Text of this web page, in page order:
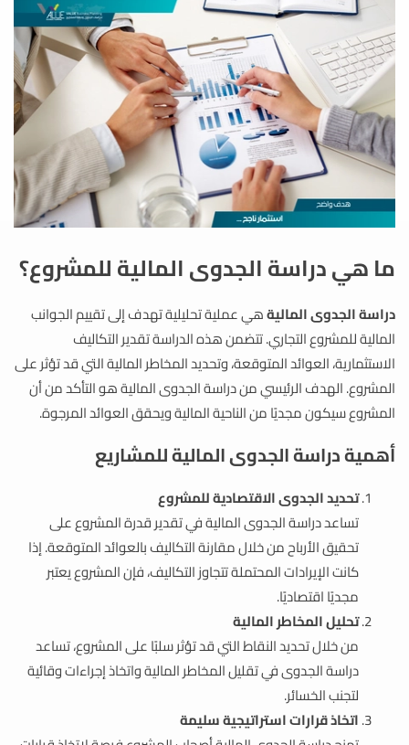
ما هي دراسة الجدوى المالية للمشروع؟
دراسة الجدوى الماليةهي عملية تحليلية تهدف إلى تقييم الجوانب
المالية للمشروع التجاري. تتضمن هذه الدراسة تقدير التكاليف
الاستثمارية، العوائد المتوقعة، وتحديد المخاطر المالية التي قد تؤثر على
المشروع. الهدف الرئيسي من دراسة الجدوى المالية هو التأكد من أن
المشروع سيكون مجديًا من الناحية المالية ويحقق العوائد المرجوة.
أهمية دراسة الجدوىالماليةللمشاريع
تحديد الجدوى الاقتصادية للمشروع
تساعد دراسة الجدوى المالية في تقدير قدرة المشروع على
تحقيق الأرباح من خلال مقارنة التكاليف بالعوائد المتوقعة. إذا
كانت الإيرادات المحتملة تتجاوز التكاليف، فإن المشروع يعتبر
مجديًا اقتصاديًا.
تحليل المخاطر المالية
من خلال تحديد النقاط التي قد تؤثر سلبًا على المشروع، تساعد
دراسة الجدوى في تقليل المخاطر المالية واتخاذ إجراءات وقائية
لتجنب الخسائر.
اتخاذ قرارات استراتيجية سليمة